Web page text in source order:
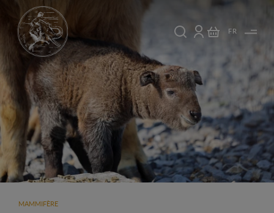
FR
MAMMIFÈRE